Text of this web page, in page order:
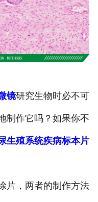
肃寄生虫切片
物标本类
肃动植物包埋标本
肃腊叶标本
镜研究生物时必不可
制作它吗？如果你不
生殖系统疾病标本片
，两者的制作方法